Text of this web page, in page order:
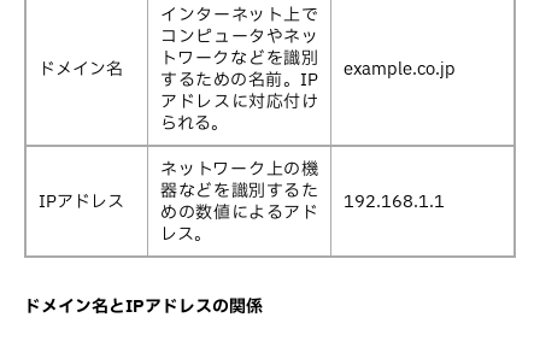
ドメイン名
インターネット上で
コンピュータやネッ
トワークなどを識別
するための名前。IP
アドレスに対応付け
られる。
example.co.jp
IPアドレス
ネットワーク上の機
器などを識別するた
めの数値によるアド
レス。
192.168.1.1
ドメイン名とIPアドレスの関係